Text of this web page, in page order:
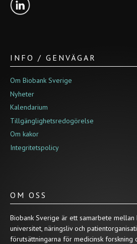
INFO / GENVÄGAR
Om Biobank Sverige
Nyheter
Kalendarium
Tillgänglighetsredogörelse
Om kakor
Integritetspolicy
OM OSS
Biobank Sverige är ett samarbete mellan
universitet, näringsliv och
förutsättningarna för medicinsk